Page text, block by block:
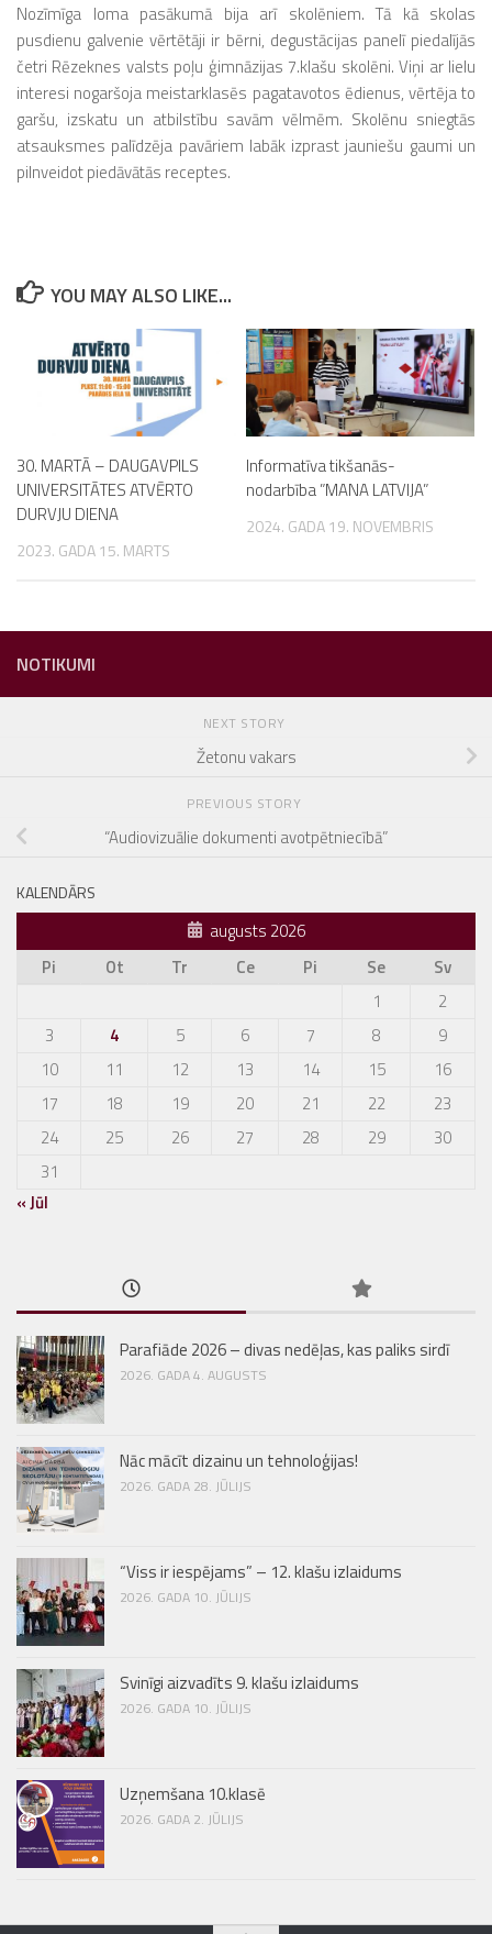
Nozīmīga loma pasākumā bija arī skolēniem. Tā kā skolas
pusdienu galvenie vērtētāji ir bērni, degustācijas panelī piedalījās
četri Rēzeknes valsts poļu ģimnāzijas 7.klašu skolēni. Viņi ar lielu
interesi nogaršoja meistarklasēs pagatavotos ēdienus, vērtēja to
garšu, izskatu un atbilstību savām vēlmēm. Skolēnu sniegtās
atsauksmes palīdzēja pavāriem labāk izprast jauniešu gaumi un
pilnveidot piedāvātās receptes.
YOU MAY ALSO LIKE...
30. MARTĀ – DAUGAVPILS
UNIVERSITĀTES ATVĒRTO
DURVJU DIENA
2023. GADA 15. MARTS
Informatīva tikšanās-
nodarbība ”MANA LATVIJA”
2024. GADA 19. NOVEMBRIS
NOTIKUMI
NEXT STORY
Žetonu vakars
PREVIOUS STORY
“Audiovizuālie dokumenti avotpētniecībā”
KALENDĀRS
augusts 2026
Pi
Ot Tr Ce Pi Se
Sv
1
2
3
4 5 6 7 8
9
10
11 12 13 14 15
16
17
18 19 20 21 22
23
24
25 26 27 28 29
30
31
« Jūl
Parafiāde 2026 – divas nedēļas, kas paliks sirdī
2026. GADA 4. AUGUSTS
Nāc mācīt dizainu un tehnoloģijas!
2026. GADA 28. JŪLIJS
“Viss ir iespējams” – 12. klašu izlaidums
2026. GADA 10. JŪLIJS
Svinīgi aizvadīts 9. klašu izlaidums
2026. GADA 10. JŪLIJS
Uzņemšana 10.klasē
2026. GADA 2. JŪLIJS